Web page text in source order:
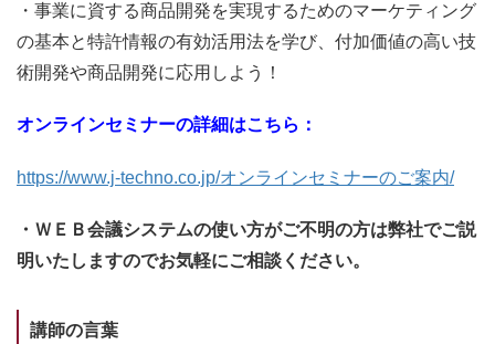
・事業に資する商品開発を実現するためのマーケティング
の基本と特許情報の有効活用法を学び、付加価値の高い技
術開発や商品開発に応用しよう！
オンラインセミナーの詳細はこちら：
https://www.j-techno.co.jp/オンラインセミナーのご案内/
・ＷＥＢ会議システムの使い方がご不明の方は弊社でご説
明いたしますのでお気軽にご相談ください。
講師の言葉